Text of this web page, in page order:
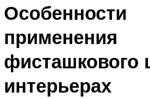
Особенности
применения
фисташкового
интерьерах